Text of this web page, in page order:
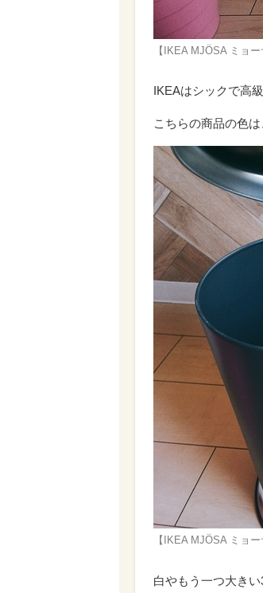
【IKEA MJÖSA ミョ
IKEAはシックで高
こちらの商品の色
【IKEA MJÖSA ミョ
白やもう一つ大き